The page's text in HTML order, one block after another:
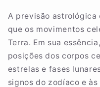
A previsão astrológica
que os movimentos
Terra. Em sua
posições dos corpos
estrelas e fases
signos do zodíaco e